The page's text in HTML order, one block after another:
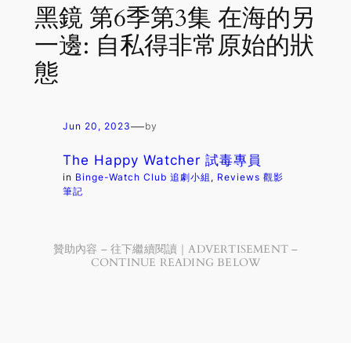
黑鏡 第6季第3集 在海的另
一邊: 自私得非常原始的狀
態
Jun 20, 2023—by
The Happy Watcher 試毒專員
in Binge-Watch Club 追劇小組 , Reviews 觀影
筆記
贊助內容 – 往下繼續閱讀｜ADVERTISEMENT –
CONTINUE READING BELOW